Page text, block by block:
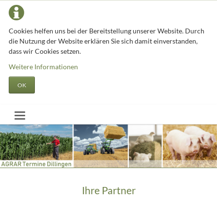
Cookies helfen uns bei der Bereitstellung unserer Website. Durch
die Nutzung der Website erklären Sie sich damit einverstanden,
dass wir Cookies setzen.
Weitere Informationen
OK
Ihre Partner